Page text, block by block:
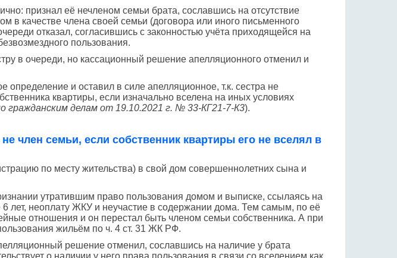
признал её нечленом семьи брата, сославшись на отсутствие
в качестве члена своей семьи (договора или иного письменного
отказал, согласившись с законностью учёта приходящейся на
пользования.
в очереди, но кассационный решение апелляционного отменил и
определение и оставил в силе апелляционное, т.к. сестра не
квартиры, если изначально вселена на иных условиях
гражданским делам от 19.10.2021 г. № 33-КГ21-7-К3).
член семьи, если собственник квартиры его не вселял в
по месту жительства) в свой дом совершеннолетних сына и
утратившим право пользования домом и выписке, ссылаясь на
6 лет, неоплату ЖКУ и неучастие в содержании дома. Тем самым, по её
отношения и он перестал быть членом семьи собственника. А при
жильём по ч. 4 ст. 31 ЖК РФ.
решение отменил, сославшись на наличие у брата
о наличии у него права пользования в связи со вселением как